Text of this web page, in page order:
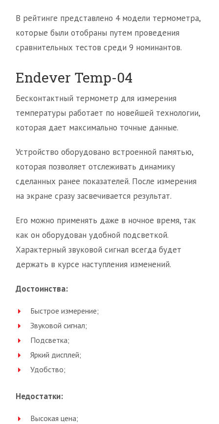
В рейтинге представлено 4 модели термометра,
которые были отобраны путем проведения
сравнительных тестов среди 9 номинантов.
Endever Temp-04
Бесконтактный термометр для измерения
температуры работает по новейшей технологии,
которая дает максимально точные данные.
Устройство оборудовано встроенной памятью,
которая позволяет отслеживать динамику
сделанных ранее показателей. После измерения
на экране сразу засвечивается результат.
Его можно применять даже в ночное время, так
как он оборудован удобной подсветкой.
Характерный звуковой сигнал всегда будет
держать в курсе наступления изменений.
Достоинства:
Быстрое измерение;
Звуковой сигнал;
Подсветка;
Яркий дисплей;
Удобство;
Недостатки:
Высокая цена;